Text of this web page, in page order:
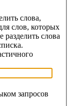
слова,
слов, которых
слова
запросов